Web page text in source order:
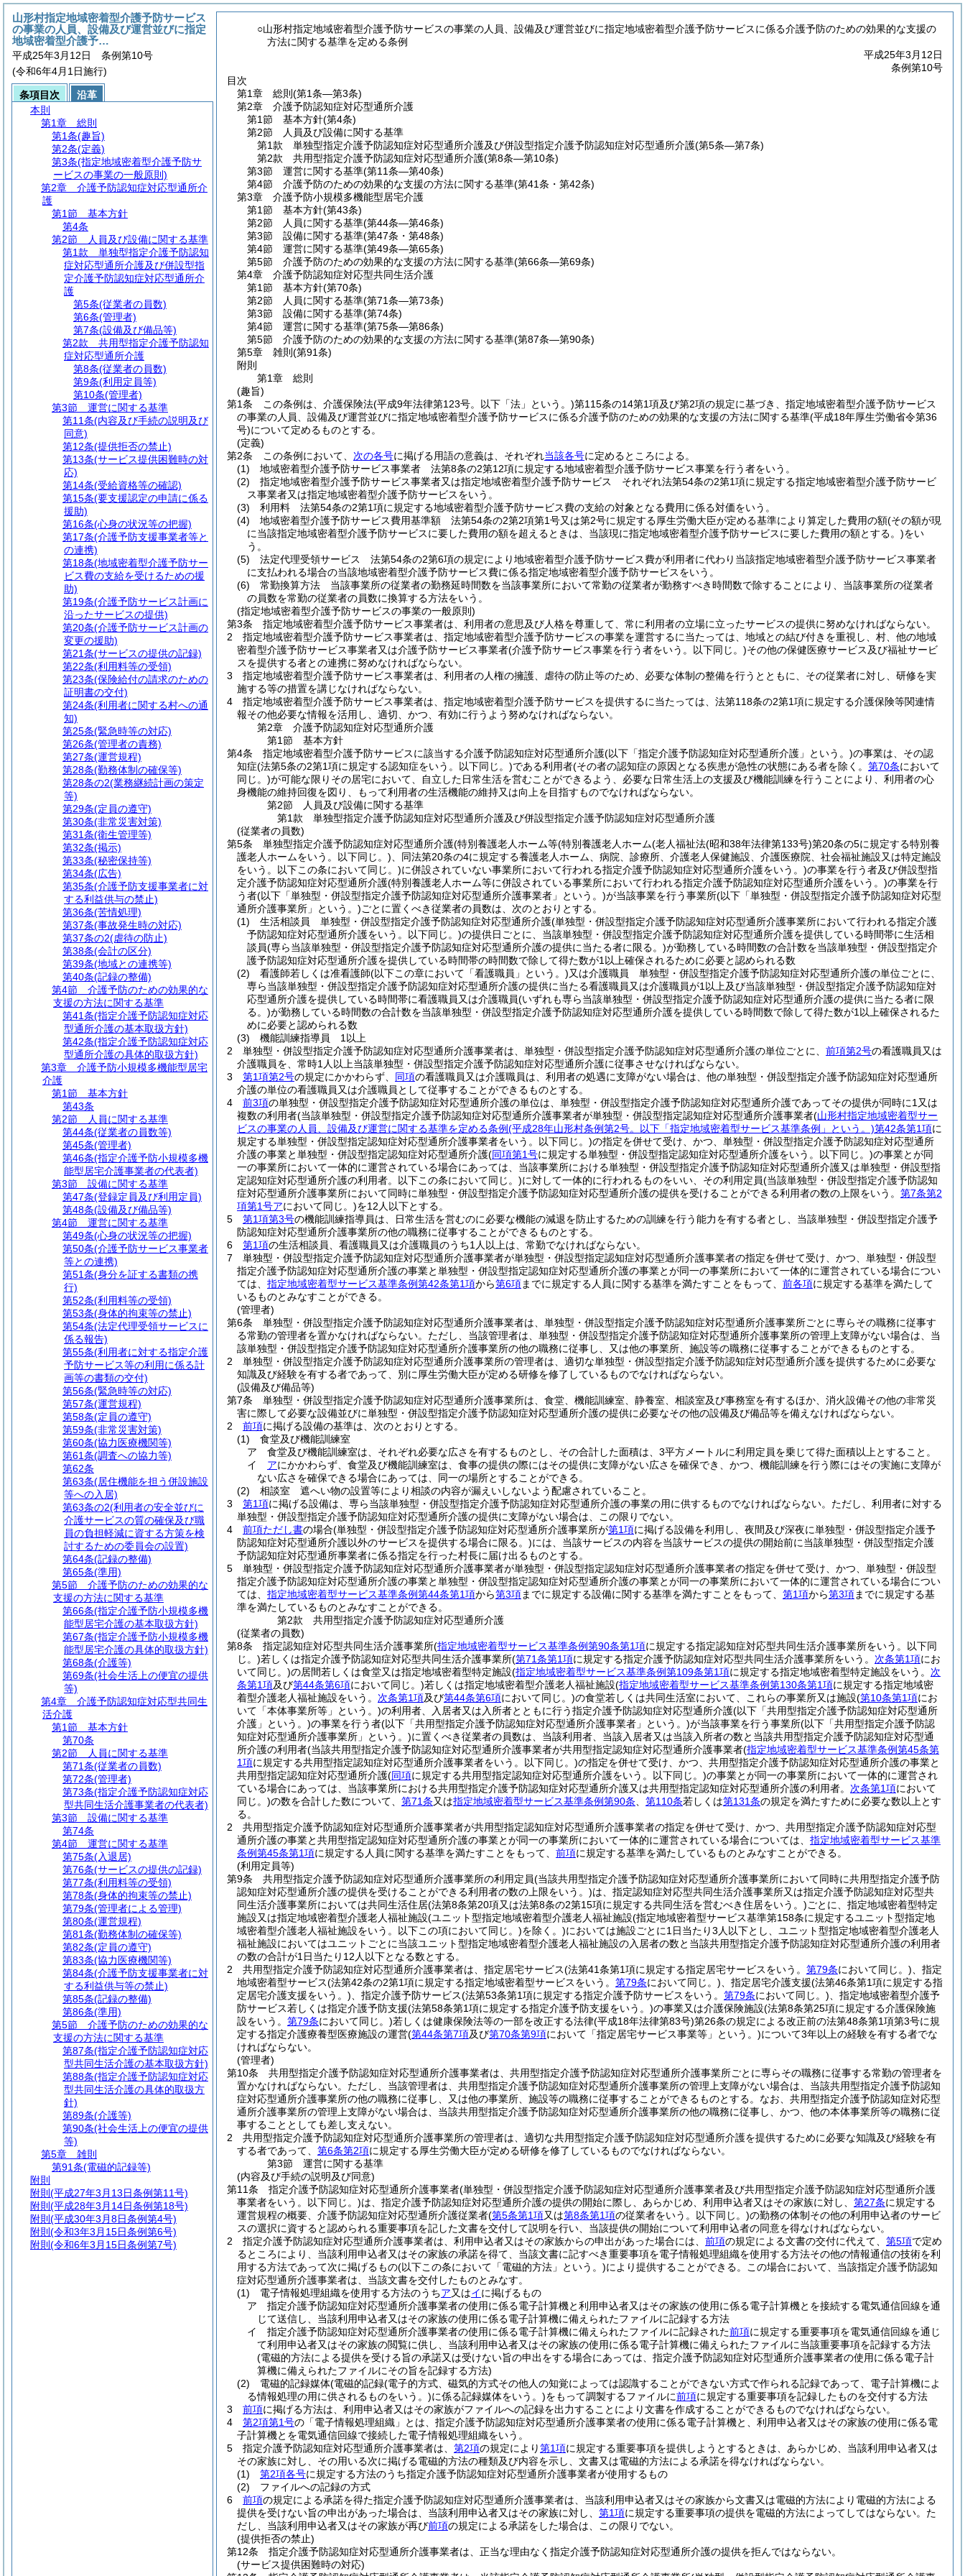
○山形村指定地域密着型介護予防サービスの事業の人員、設備及び運営並びに指定地域密着型介護予防サービスに係る介護予防のための効果的な支援の
方法に関する基準を定める条例
平成25年3月12日
条例第10号
目次
第1章
総則 (第1条―第3条)
第2章
介護予防認知症対応型通所介護
第1節
基本方針(第4条)
第2節
人員及び設備に関する基準
第1款
単独型指定介護予防認知症対応型通所介護及び併設型指定介護予防認知症対応型通所介護(第5条―第7条)
第2款
共用型指定介護予防認知症対応型通所介護(第8条―第10条)
第3節
運営に関する基準(第11条―第40条)
第4節
介護予防のための効果的な支援の方法に関する基準(第41条・第42条)
第3章
介護予防小規模多機能型居宅介護
第1節
基本方針(第43条)
第2節
人員に関する基準(第44条―第46条)
第3節
設備に関する基準(第47条・第48条)
第4節
運営に関する基準(第49条―第65条)
第5節
介護予防のための効果的な支援の方法に関する基準(第66条―第69条)
第4章
介護予防認知症対応型共同生活介護
第1節
基本方針(第70条)
第2節
人員に関する基準(第71条―第73条)
第3節
設備に関する基準(第74条)
第4節
運営に関する基準(第75条―第86条)
第5節
介護予防のための効果的な支援の方法に関する基準(第87条―第90条)
第5章
雑則 (第91条)
附則
第1章
総則
(趣旨)
第1条
この条例は、介護保険法(平成9年法律第123号。以下「法」という。)第115条の14第1項及び第2項の規定に基づき、指定地域密着型介護予防サービス
の事業の人員、設備及び運営並びに指定地域密着型介護予防サービスに係る介護予防のための効果的な支援の方法に関する基準(平成18年厚生労働省令第36
号)について定めるものとする。
(定義)
第2条
この条例において、 次の各号に掲げる用語の意義は、それぞれ当該各号に定めるところによる。
(1)
地域密着型介護予防サービス事業者 法第8条の2第12項に規定する地域密着型介護予防サービス事業を行う者をいう。
(2)
指定地域密着型介護予防サービス事業者又は指定地域密着型介護予防サービス それぞれ法第54条の2第1項に規定する指定地域密着型介護予防サービ
ス事業者又は指定地域密着型介護予防サービスをいう。
(3)
利用料 法第54条の2第1項に規定する地域密着型介護予防サービス費の支給の対象となる費用に係る対価をいう。
(4)
地域密着型介護予防サービス費用基準額 法第54条の2第2項第1号又は第2号に規定する厚生労働大臣が定める基準により算定した費用の額(その額が現
に当該指定地域密着型介護予防サービスに要した費用の額を超えるときは、当該現に指定地域密着型介護予防サービスに要した費用の額とする。)をい
う。
(5)
法定代理受領サービス 法第54条の2第6項の規定により地域密着型介護予防サービス費が利用者に代わり当該指定地域密着型介護予防サービス事業者
に支払われる場合の当該地域密着型介護予防サービス費に係る指定地域密着型介護予防サービスをいう。
(6)
常勤換算方法 当該事業所の従業者の勤務延時間数を当該事業所において常勤の従業者が勤務すべき時間数で除することにより、当該事業所の従業者
の員数を常勤の従業者の員数に換算する方法をいう。
(指定地域密着型介護予防サービスの事業の一般原則)
第3条
指定地域密着型介護予防サービス事業者は、利用者の意思及び人格を尊重して、常に利用者の立場に立ったサービスの提供に努めなければならない。
2
指定地域密着型介護予防サービス事業者は、指定地域密着型介護予防サービスの事業を運営するに当たっては、地域との結び付きを重視し、村、他の地域
密着型介護予防サービス事業者又は介護予防サービス事業者(介護予防サービス事業を行う者をいう。以下同じ。)その他の保健医療サービス及び福祉サービ
スを提供する者との連携に努めなければならない。
3
指定地域密着型介護予防サービス事業者は、利用者の人権の擁護、虐待の防止等のため、必要な体制の整備を行うとともに、その従業者に対し、研修を実
施する等の措置を講じなければならない。
4
指定地域密着型介護予防サービス事業者は、指定地域密着型介護予防サービスを提供するに当たっては、法第118条の2第1項に規定する介護保険等関連情
報その他必要な情報を活用し、適切、かつ、有効に行うよう努めなければならない。
第2章
介護予防認知症対応型通所介護
第1節
基本方針
第4条
指定地域密着型介護予防サービスに該当する介護予防認知症対応型通所介護(以下「指定介護予防認知症対応型通所介護」という。)の事業は、その認
知症(法第5条の2第1項に規定する認知症をいう。以下同じ。)である利用者(その者の認知症の原因となる疾患が急性の状態にある者を除く。 第70条において
同じ。)が可能な限りその居宅において、自立した日常生活を営むことができるよう、必要な日常生活上の支援及び機能訓練を行うことにより、利用者の心
身機能の維持回復を図り、もって利用者の生活機能の維持又は向上を目指すものでなければならない。
第2節
人員及び設備に関する基準
第1款
単独型指定介護予防認知症対応型通所介護及び併設型指定介護予防認知症対応型通所介護
(従業者の員数)
第5条
単独型指定介護予防認知症対応型通所介護(特別養護老人ホーム等(特別養護老人ホーム(老人福祉法(昭和38年法律第133号)第20条の5に規定する特別養
護老人ホームをいう。以下同じ。) 、同法第20条の4に規定する養護老人ホーム、病院、診療所、介護老人保健施設、介護医療院、社会福祉施設又は特定施設
をいう。以下この条において同じ。)に併設されていない事業所において行われる指定介護予防認知症対応型通所介護をいう。)の事業を行う者及び併設型指
定介護予防認知症対応型通所介護(特別養護老人ホーム等に併設されている事業所において行われる指定介護予防認知症対応型通所介護をいう。)の事業を行
う者(以下「単独型・併設型指定介護予防認知症対応型通所介護事業者」という。)が当該事業を行う事業所(以下「単独型・併設型指定介護予防認知症対応型
通所介護事業所」という。)ごとに置くべき従業者の員数は、次のとおりとする。
(1)
生活相談員 単独型・併設型指定介護予防認知症対応型通所介護(単独型・併設型指定介護予防認知症対応型通所介護事業所において行われる指定介護
予防認知症対応型通所介護をいう。以下同じ。)の提供日ごとに、当該単独型・併設型指定介護予防認知症対応型通所介護を提供している時間帯に生活相
談員(専ら当該単独型・併設型指定介護予防認知症対応型通所介護の提供に当たる者に限る。)が勤務している時間数の合計数を当該単独型・併設型指定介
護予防認知症対応型通所介護を提供している時間帯の時間数で除して得た数が1以上確保されるために必要と認められる数
(2)
看護師若しくは准看護師(以下この章において「看護職員」という。)又は介護職員 単独型・併設型指定介護予防認知症対応型通所介護の単位ごとに、
専ら当該単独型・併設型指定介護予防認知症対応型通所介護の提供に当たる看護職員又は介護職員が1以上及び当該単独型・併設型指定介護予防認知症対
応型通所介護を提供している時間帯に看護職員又は介護職員(いずれも専ら当該単独型・併設型指定介護予防認知症対応型通所介護の提供に当たる者に限
る。)が勤務している時間数の合計数を当該単独型・併設型指定介護予防認知症対応型通所介護を提供している時間数で除して得た数が1以上確保されるた
めに必要と認められる数
(3)
機能訓練指導員 1以上
2
単独型・併設型指定介護予防認知症対応型通所介護事業者は、単独型・併設型指定介護予防認知症対応型通所介護の単位ごとに、 前項第2号の看護職員又は
介護職員を、常時1人以上当該単独型・併設型指定介護予防認知症対応型通所介護に従事させなければならない。
3
第1項第2号の規定にかかわらず、 同項の看護職員又は介護職員は、利用者の処遇に支障がない場合は、他の単独型・併設型指定介護予防認知症対応型通所
介護の単位の看護職員又は介護職員として従事することができるものとする。
4
前3項の単独型・併設型指定介護予防認知症対応型通所介護の単位は、単独型・併設型指定介護予防認知症対応型通所介護であってその提供が同時に1又は
複数の利用者(当該単独型・併設型指定介護予防認知症対応型通所介護事業者が単独型・併設型指定認知症対応型通所介護事業者(山形村指定地域密着型サー
ビスの事業の人員、設備及び運営に関する基準を定める条例(平成28年山形村条例第2号。以下「指定地域密着型サービス基準条例」という。)第42条第1項に
規定する単独型・併設型指定認知症対応型通所介護事業者をいう。以下同じ。)の指定を併せて受け、かつ、単独型・併設型指定介護予防認知症対応型通所
介護の事業と単独型・併設型指定認知症対応型通所介護(同項第1号に規定する単独型・併設型指定認知症対応型通所介護をいう。以下同じ。)の事業とが同
一の事業所において一体的に運営されている場合にあっては、当該事業所における単独型・併設型指定介護予防認知症対応型通所介護又は単独型・併設型指
定認知症対応型通所介護の利用者。以下この条において同じ。)に対して一体的に行われるものをいい、その利用定員(当該単独型・併設型指定介護予防認知
症対応型通所介護事業所において同時に単独型・併設型指定介護予防認知症対応型通所介護の提供を受けることができる利用者の数の上限をいう。 第7条第2
項第1号アにおいて同じ。)を12人以下とする。
5
第1項第3号の機能訓練指導員は、日常生活を営むのに必要な機能の減退を防止するための訓練を行う能力を有する者とし、当該単独型・併設型指定介護予
防認知症対応型通所介護事業所の他の職務に従事することができるものとする。
6
第1項の生活相談員、看護職員又は介護職員のうち1人以上は、常勤でなければならない。
7
単独型・併設型指定介護予防認知症対応型通所介護事業者が単独型・併設型指定認知症対応型通所介護事業者の指定を併せて受け、かつ、単独型・併設型
指定介護予防認知症対応型通所介護の事業と単独型・併設型指定認知症対応型通所介護の事業とが同一の事業所において一体的に運営されている場合につい
ては、 指定地域密着型サービス基準条例第42条第1項から第6項までに規定する人員に関する基準を満たすことをもって、 前各項に規定する基準を満たして
いるものとみなすことができる。
(管理者)
第6条
単独型・併設型指定介護予防認知症対応型通所介護事業者は、単独型・併設型指定介護予防認知症対応型通所介護事業所ごとに専らその職務に従事す
る常勤の管理者を置かなければならない。 ただし、当該管理者は、単独型・併設型指定介護予防認知症対応型通所介護事業所の管理上支障がない場合は、当
該単独型・併設型指定介護予防認知症対応型通所介護事業所の他の職務に従事し、又は他の事業所、施設等の職務に従事することができるものとする。
2
単独型・併設型指定介護予防認知症対応型通所介護事業所の管理者は、適切な単独型・併設型指定介護予防認知症対応型通所介護を提供するために必要な
知識及び経験を有する者であって、別に厚生労働大臣が定める研修を修了しているものでなければならない。
(設備及び備品等)
第7条
単独型・併設型指定介護予防認知症対応型通所介護事業所は、食堂、機能訓練室、静養室、相談室及び事務室を有するほか、消火設備その他の非常災
害に際して必要な設備並びに単独型・併設型指定介護予防認知症対応型通所介護の提供に必要なその他の設備及び備品等を備えなければならない。
2
前項に掲げる設備の基準は、次のとおりとする。
(1)
食堂及び機能訓練室
ア
食堂及び機能訓練室は、それぞれ必要な広さを有するものとし、その合計した面積は、3平方メートルに利用定員を乗じて得た面積以上とすること。
イ
アにかかわらず、食堂及び機能訓練室は、食事の提供の際にはその提供に支障がない広さを確保でき、かつ、機能訓練を行う際にはその実施に支障が
ない広さを確保できる場合にあっては、同一の場所とすることができる。
(2)
相談室 遮へい物の設置等により相談の内容が漏えいしないよう配慮されていること。
3
第1項に掲げる設備は、専ら当該単独型・併設型指定介護予防認知症対応型通所介護の事業の用に供するものでなければならない。 ただし、利用者に対する
単独型・併設型指定介護予防認知症対応型通所介護の提供に支障がない場合は、この限りでない。
4
前項ただし書の場合(単独型・併設型指定介護予防認知症対応型通所介護事業所が第1項に掲げる設備を利用し、夜間及び深夜に単独型・併設型指定介護予
防認知症対応型通所介護以外のサービスを提供する場合に限る。)には、当該サービスの内容を当該サービスの提供の開始前に当該単独型・併設型指定介護
予防認知症対応型通所事業者に係る指定を行った村長に届け出るものとする。
5
単独型・併設型指定介護予防認知症対応型通所介護事業者が単独型・併設型指定認知症対応型通所介護事業者の指定を併せて受け、かつ、単独型・併設型
指定介護予防認知症対応型通所介護の事業と単独型・併設型指定認知症対応型通所介護の事業とが同一の事業所において一体的に運営されている場合につい
ては、 指定地域密着型サービス基準条例第44条第1項から第3項までに規定する設備に関する基準を満たすことをもって、 第1項から第3項までに規定する基
準を満たしているものとみなすことができる。
第2款
共用型指定介護予防認知症対応型通所介護
(従業者の員数)
第8条
指定認知症対応型共同生活介護事業所(指定地域密着型サービス基準条例第90条第1項に規定する指定認知症対応型共同生活介護事業所をいう。以下同
じ。)若しくは指定介護予防認知症対応型共同生活介護事業所(第71条第1項に規定する指定介護予防認知症対応型共同生活介護事業所をいう。 次条第1項にお
いて同じ。)の居間若しくは食堂又は指定地域密着型特定施設(指定地域密着型サービス基準条例第109条第1項に規定する指定地域密着型特定施設をいう。 次
条第1項及び第44条第6項において同じ。)若しくは指定地域密着型介護老人福祉施設(指定地域密着型サービス基準条例第130条第1項に規定する指定地域密
着型介護老人福祉施設をいう。 次条第1項及び第44条第6項において同じ。)の食堂若しくは共同生活室において、これらの事業所又は施設(第10条第1項にお
いて「本体事業所等」という。)の利用者、入居者又は入所者とともに行う指定介護予防認知症対応型通所介護(以下「共用型指定介護予防認知症対応型通所
介護」という。)の事業を行う者(以下「共用型指定介護予防認知症対応型通所介護事業者」という。)が当該事業を行う事業所(以下「共用型指定介護予防認
知症対応型通所介護事業所」という。)に置くべき従業者の員数は、当該利用者、当該入居者又は当該入所者の数と当該共用型指定介護予防認知症対応型通
所介護の利用者(当該共用型指定介護予防認知症対応型通所介護事業者が共用型指定認知症対応型通所介護事業者(指定地域密着型サービス基準条例第45条第
1項に規定する共用型指定認知症対応型通所介護事業者をいう。以下同じ。)の指定を併せて受け、かつ、共用型指定介護予防認知症対応型通所介護の事業と
共用型指定認知症対応型通所介護(同項に規定する共用型指定認知症対応型通所介護をいう。以下同じ。)の事業とが同一の事業所において一体的に運営され
ている場合にあっては、当該事業所における共用型指定介護予防認知症対応型通所介護又は共用型指定認知症対応型通所介護の利用者。 次条第1項において
同じ。)の数を合計した数について、 第71条又は指定地域密着型サービス基準条例第90条 第110条若しくは第131条の規定を満たすために必要な数以上とす
る。
2
共用型指定介護予防認知症対応型通所介護事業者が共用型指定認知症対応型通所介護事業者の指定を併せて受け、かつ、共用型指定介護予防認知症対応型
通所介護の事業と共用型指定認知症対応型通所介護の事業とが同一の事業所において一体的に運営されている場合については、 指定地域密着型サービス基準
条例第45条第1項に規定する人員に関する基準を満たすことをもって、 前項に規定する基準を満たしているものとみなすことができる。
(利用定員等)
第9条
共用型指定介護予防認知症対応型通所介護事業所の利用定員(当該共用型指定介護予防認知症対応型通所介護事業所において同時に共用型指定介護予防
認知症対応型通所介護の提供を受けることができる利用者の数の上限をいう。)は、指定認知症対応型共同生活介護事業所又は指定介護予防認知症対応型共
同生活介護事業所においては共同生活住居(法第8条第20項又は法第8条の2第15項に規定する共同生活を営むべき住居をいう。)ごとに、指定地域密着型特定
施設又は指定地域密着型介護老人福祉施設(ユニット型指定地域密着型介護老人福祉施設(指定地域密着型サービス基準第158条に規定するユニット型指定地
域密着型介護老人福祉施設をいう。以下この項において同じ。)を除く。)においては施設ごとに1日当たり3人以下とし、ユニット型指定地域密着型介護老人
福祉施設においてはユニットごとに当該ユニット型指定地域密着型介護老人福祉施設の入居者の数と当該共用型指定介護予防認知症対応型通所介護の利用者
の数の合計が1日当たり12人以下となる数とする。
2
共用型指定介護予防認知症対応型通所介護事業者は、指定居宅サービス(法第41条第1項に規定する指定居宅サービスをいう。 第79条において同じ。) 、指定
地域密着型サービス(法第42条の2第1項に規定する指定地域密着型サービスをいう。 第79条において同じ。) 、指定居宅介護支援(法第46条第1項に規定する指
定居宅介護支援をいう。) 、指定介護予防サービス(法第53条第1項に規定する指定介護予防サービスをいう。 第79条において同じ。) 、指定地域密着型介護予
防サービス若しくは指定介護予防支援(法第58条第1項に規定する指定介護予防支援をいう。)の事業又は介護保険施設(法第8条第25項に規定する介護保険施
設をいう。 第79条において同じ。)若しくは健康保険法等の一部を改正する法律(平成18年法律第83号)第26条の規定による改正前の法第48条第1項第3号に規
定する指定介護療養型医療施設の運営(第44条第7項及び第70条第9項において「指定居宅サービス事業等」という。)について3年以上の経験を有する者でな
ければならない。
(管理者)
第10条
共用型指定介護予防認知症対応型通所介護事業者は、共用型指定介護予防認知症対応型通所介護事業所ごとに専らその職務に従事する常勤の管理者を
置かなければならない。 ただし、当該管理者は、共用型指定介護予防認知症対応型通所介護事業所の管理上支障がない場合は、当該共用型指定介護予防認知
症対応型通所介護事業所の他の職務に従事し、又は他の事業所、施設等の職務に従事することができるものとする。 なお、共用型指定介護予防認知症対応型
通所介護事業所の管理上支障がない場合は、当該共用型指定介護予防認知症対応型通所介護事業所の他の職務に従事し、かつ、他の本体事業所等の職務に従
事することとしても差し支えない。
2
共用型指定介護予防認知症対応型通所介護事業所の管理者は、適切な共用型指定介護予防認知症対応型通所介護を提供するために必要な知識及び経験を有
する者であって、 第6条第2項に規定する厚生労働大臣が定める研修を修了しているものでなければならない。
第3節
運営に関する基準
(内容及び手続の説明及び同意)
第11条
指定介護予防認知症対応型通所介護事業者(単独型・併設型指定介護予防認知症対応型通所介護事業者及び共用型指定介護予防認知症対応型通所介護
事業者をいう。以下同じ。)は、指定介護予防認知症対応型通所介護の提供の開始に際し、あらかじめ、利用申込者又はその家族に対し、 第27条に規定する
運営規程の概要、介護予防認知症対応型通所介護従業者(第5条第1項又は第8条第1項の従業者をいう。以下同じ。)の勤務の体制その他の利用申込者のサービ
スの選択に資すると認められる重要事項を記した文書を交付して説明を行い、当該提供の開始について利用申込者の同意を得なければならない。
2
指定介護予防認知症対応型通所介護事業者は、利用申込者又はその家族からの申出があった場合には、 前項の規定による文書の交付に代えて、 第5項で定め
るところにより、当該利用申込者又はその家族の承諾を得て、当該文書に記すべき重要事項を電子情報処理組織を使用する方法その他の情報通信の技術を利
用する方法であって次に掲げるもの(以下この条において「電磁的方法」という。)により提供することができる。
この場合において、当該指定介護予防認知
症対応型通所介護事業者は、当該文書を交付したものとみなす。
(1)
電子情報処理組織を使用する方法のうちア又はイに掲げるもの
ア
指定介護予防認知症対応型通所介護事業者の使用に係る電子計算機と利用申込者又はその家族の使用に係る電子計算機とを接続する電気通信回線を通
じて送信し、当該利用申込者又はその家族の使用に係る電子計算機に備えられたファイルに記録する方法
イ
指定介護予防認知症対応型通所介護事業者の使用に係る電子計算機に備えられたファイルに記録された前項に規定する重要事項を電気通信回線を通じ
て利用申込者又はその家族の閲覧に供し、当該利用申込者又はその家族の使用に係る電子計算機に備えられたファイルに当該重要事項を記録する方法
(電磁的方法による提供を受ける旨の承諾又は受けない旨の申出をする場合にあっては、指定介護予防認知症対応型通所介護事業者の使用に係る電子計
算機に備えられたファイルにその旨を記録する方法)
(2)
電磁的記録媒体(電磁的記録(電子的方式、磁気的方式その他人の知覚によっては認識することができない方式で作られる記録であって、電子計算機によ
る情報処理の用に供されるものをいう。)に係る記録媒体をいう。)をもって調製するファイルに前項に規定する重要事項を記録したものを交付する方法
3
前項に掲げる方法は、利用申込者又はその家族がファイルへの記録を出力することにより文書を作成することができるものでなければならない。
4
第2項第1号の「電子情報処理組織」とは、指定介護予防認知症対応型通所介護事業者の使用に係る電子計算機と、利用申込者又はその家族の使用に係る電
子計算機とを電気通信回線で接続した電子情報処理組織をいう。
5
指定介護予防認知症対応型通所介護事業者は、 第2項の規定により第1項に規定する重要事項を提供しようとするときは、あらかじめ、当該利用申込者又は
その家族に対し、その用いる次に掲げる電磁的方法の種類及び内容を示し、文書又は電磁的方法による承諾を得なければならない。
(1)
第2項各号に規定する方法のうち指定介護予防認知症対応型通所介護事業者が使用するもの
(2)
ファイルへの記録の方式
6
前項の規定による承諾を得た指定介護予防認知症対応型通所介護事業者は、当該利用申込者又はその家族から文書又は電磁的方法により電磁的方法による
提供を受けない旨の申出があった場合は、当該利用申込者又はその家族に対し、 第1項に規定する重要事項の提供を電磁的方法によってしてはならない。 た
だし、当該利用申込者又はその家族が再び前項の規定による承諾をした場合は、この限りでない。
(提供拒否の禁止)
第12条
指定介護予防認知症対応型通所介護事業者は、正当な理由なく指定介護予防認知症対応型通所介護の提供を拒んではならない。
(サービス提供困難時の対応)
山形村指定地域密着型介護予防サービス
の事業の人員、設備及び運営並びに指定
地域密着型介護予…
平成25年3月12日 条例第10号
(令和6年4月1日施行)
条項目次
沿革
本則
第1章
総則
第1条(趣旨)
第2条(定義)
第3条(指定地域密着型介護予防サ
ービスの事業の一般原則)
第2章
介護予防認知症対応型通所介
護
第1節
基本方針
第4条
第2節
人員及び設備に関する基準
第1款
単独型指定介護予防認知
症対応型通所介護及び併設型指
定介護予防認知症対応型通所介
護
第5条(従業者の員数)
第6条(管理者)
第7条(設備及び備品等)
第2款
共用型指定介護予防認知
症対応型通所介護
第8条(従業者の員数)
第9条(利用定員等)
第10条(管理者)
第3節
運営に関する基準
第11条(内容及び手続の説明及び
同意)
第12条(提供拒否の禁止)
第13条(サービス提供困難時の対
応)
第14条(受給資格等の確認)
第15条(要支援認定の申請に係る
援助)
第16条(心身の状況等の把握)
第17条(介護予防支援事業者等と
の連携)
第18条(地域密着型介護予防サー
ビス費の支給を受けるための援
助)
第19条(介護予防サービス計画に
沿ったサービスの提供)
第20条(介護予防サービス計画の
変更の援助)
第21条(サービスの提供の記録)
第22条(利用料等の受領)
第23条(保険給付の請求のための
証明書の交付)
第24条(利用者に関する村への通
知)
第25条(緊急時等の対応)
第26条(管理者の責務)
第27条(運営規程)
第28条(勤務体制の確保等)
第28条の2(業務継続計画の策定
等)
第29条(定員の遵守)
第30条(非常災害対策)
第31条(衛生管理等)
第32条(掲示)
第33条(秘密保持等)
第34条(広告)
第35条(介護予防支援事業者に対
する利益供与の禁止)
第36条(苦情処理)
第37条(事故発生時の対応)
第37条の2(虐待の防止)
第38条(会計の区分)
第39条(地域との連携等)
第40条(記録の整備)
第4節
介護予防のための効果的な
支援の方法に関する基準
第41条(指定介護予防認知症対応
型通所介護の基本取扱方針)
第42条(指定介護予防認知症対応
型通所介護の具体的取扱方針)
第3章
介護予防小規模多機能型居宅
介護
第1節
基本方針
第43条
第2節
人員に関する基準
第44条(従業者の員数等)
第45条(管理者)
第46条(指定介護予防小規模多機
能型居宅介護事業者の代表者)
第3節
設備に関する基準
第47条(登録定員及び利用定員)
第48条(設備及び備品等)
第4節
運営に関する基準
第49条(心身の状況等の把握)
第50条(介護予防サービス事業者
等との連携)
第51条(身分を証する書類の携
行)
第52条(利用料等の受領)
第53条(身体的拘束等の禁止)
第54条(法定代理受領サービスに
係る報告)
第55条(利用者に対する指定介護
予防サービス等の利用に係る計
画等の書類の交付)
第56条(緊急時等の対応)
第57条(運営規程)
第58条(定員の遵守)
第59条(非常災害対策)
第60条(協力医療機関等)
第61条(調査への協力等)
第62条
第63条(居住機能を担う併設施設
等への入居)
第63条の2(利用者の安全並びに
介護サービスの質の確保及び職
員の負担軽減に資する方策を検
討するための委員会の設置)
第64条(記録の整備)
第65条(準用)
第5節
介護予防のための効果的な
支援の方法に関する基準
第66条(指定介護予防小規模多機
能型居宅介護の基本取扱方針)
第67条(指定介護予防小規模多機
能型居宅介護の具体的取扱方針)
第68条(介護等)
第69条(社会生活上の便宜の提供
等)
第4章
介護予防認知症対応型共同生
活介護
第1節
基本方針
第70条
第2節
人員に関する基準
第71条(従業者の員数)
第72条(管理者)
第73条(指定介護予防認知症対応
型共同生活介護事業者の代表者)
第3節
設備に関する基準
第74条
第4節
運営に関する基準
第75条(入退居)
第76条(サービスの提供の記録)
第77条(利用料等の受領)
第78条(身体的拘束等の禁止)
第79条(管理者による管理)
第80条(運営規程)
第81条(勤務体制の確保等)
第82条(定員の遵守)
第83条(協力医療機関等)
第84条(介護予防支援事業者に対
する利益供与等の禁止)
第85条(記録の整備)
第86条(準用)
第5節
介護予防のための効果的な
支援の方法に関する基準
第87条(指定介護予防認知症対応
型共同生活介護の基本取扱方針)
第88条(指定介護予防認知症対応
型共同生活介護の具体的取扱方
針)
第89条(介護等)
第90条(社会生活上の便宜の提供
等)
第5章
雑則
第91条(電磁的記録等)
附則
附則 (平成27年3月13日条例第11号)
附則 (平成28年3月14日条例第18号)
附則 (平成30年3月8日条例第4号)
附則 (令和3年3月15日条例第6号)
附則 (令和6年3月15日条例第7号)